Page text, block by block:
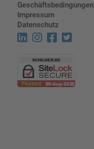
Geschäftsbedingungen
Impressum
Datenschutz